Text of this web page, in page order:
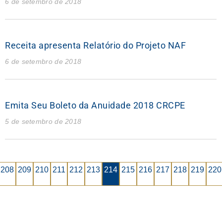
Receita apresenta Relatório do Projeto NAF
6 de setembro de 2018
Emita Seu Boleto da Anuidade 2018 CRCPE
5 de setembro de 2018
208 209 210 211 212 213 214 215 216 217 218 219 220